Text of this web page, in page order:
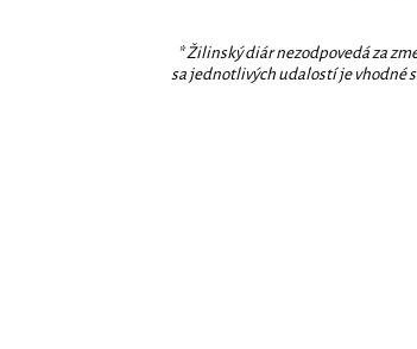
* Žilinský diár nezodpovedá za
sa jednotlivých udalostí je vhodné